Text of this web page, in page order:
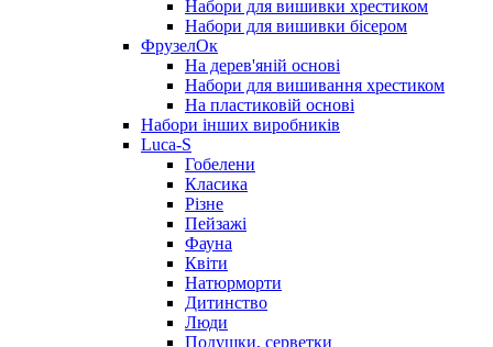
Набори для вишивки хрестиком
Набори для вишивки бісером
ФрузелОк
На дерев'яній основі
Набори для вишивання хрестиком
На пластиковій основі
Набори інших виробників
Luca-S
Гобелени
Класика
Різне
Пейзажі
Фауна
Квіти
Натюрморти
Дитинство
Люди
Подушки, серветки